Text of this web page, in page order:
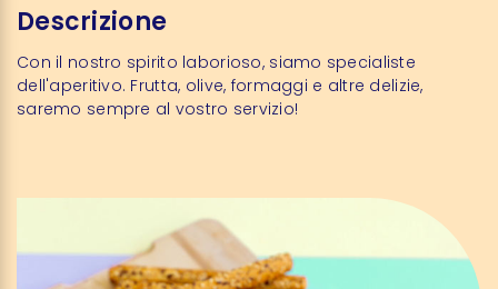
Descrizione
Con il nostro spirito laborioso, siamo specialiste
dell'aperitivo. Frutta, olive, formaggi e altre delizie,
saremo sempre al vostro servizio!